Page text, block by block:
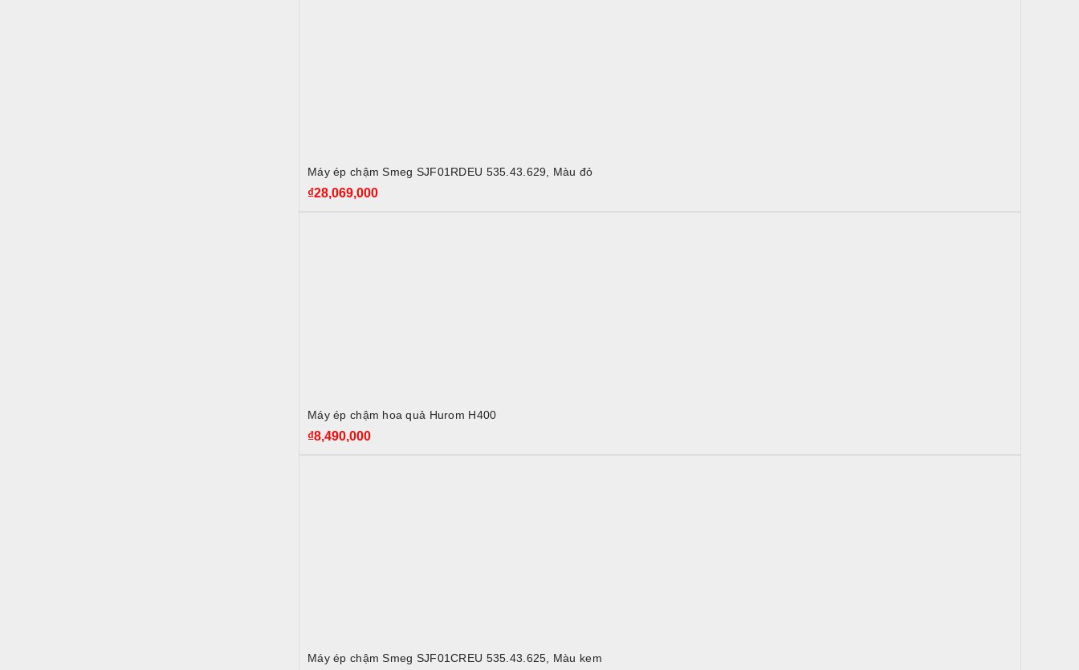
Máy ép chậm Smeg SJF01RDEU 535.43.629, Màu đỏ
₫28,069,000
Máy ép chậm hoa quả Hurom H400
₫8,490,000
Máy ép chậm Smeg SJF01CREU 535.43.625, Màu kem